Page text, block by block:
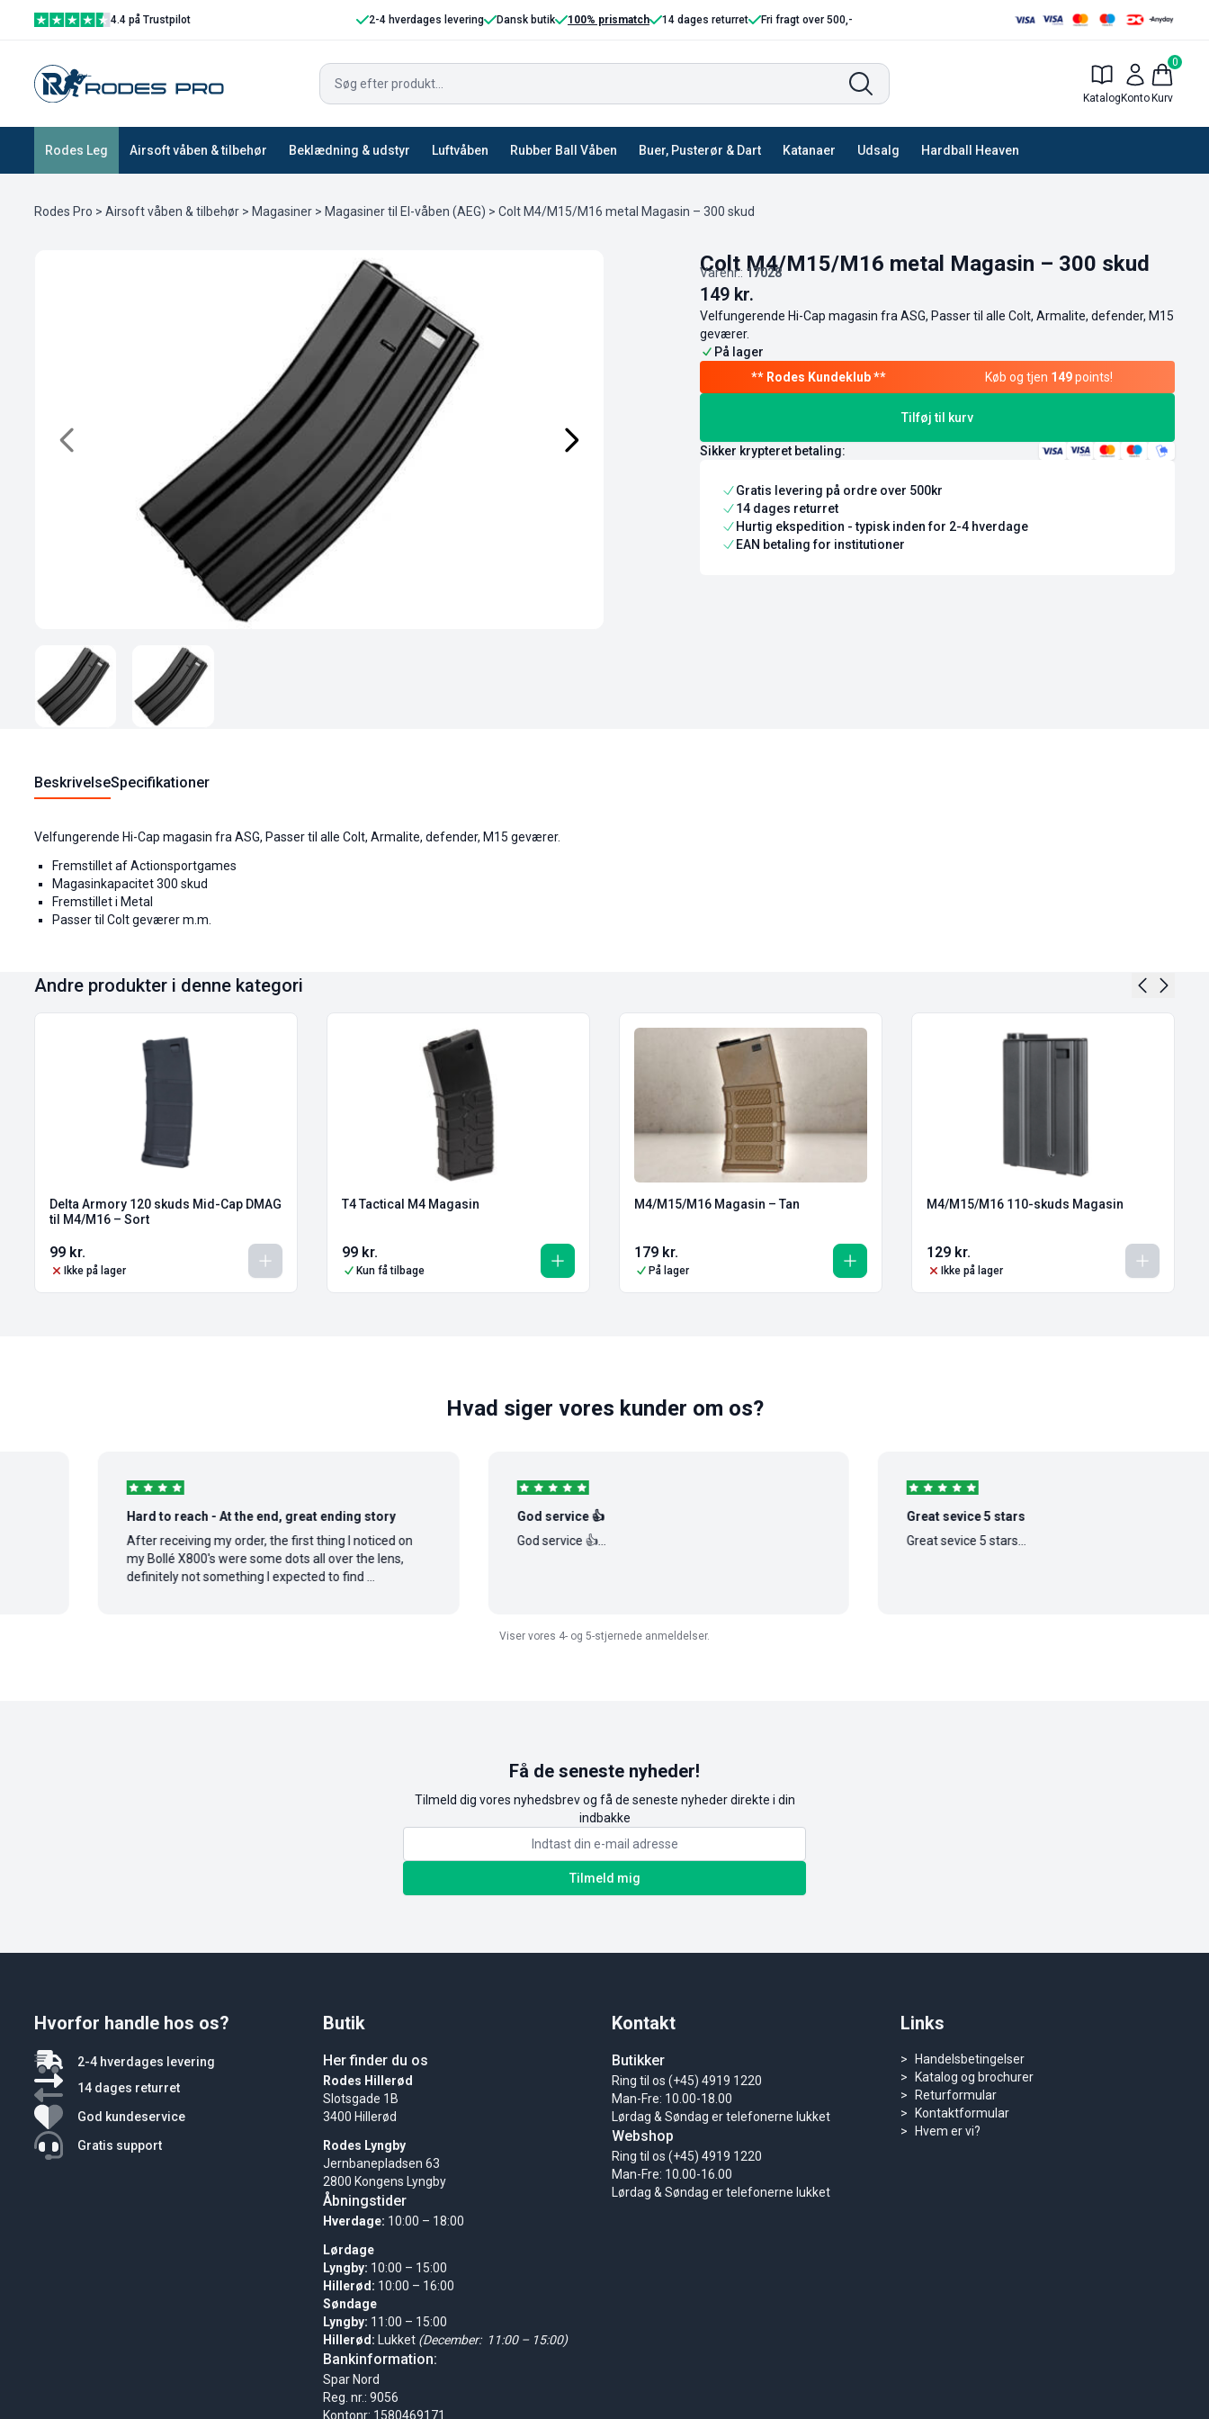
4.4 på Trustpilot 2-4 hverdages levering Dansk butik 100% prismatch 14 dages returret Fri fragt over 500,-
Katalog Konto
0
Kurv
Rodes Leg Airsoft våben & tilbehør Beklædning & udstyr Luftvåben Rubber Ball Våben Buer, Pusterør & Dart Katanaer Udsalg Hardball Heaven
Rodes Pro > Airsoft våben & tilbehør > Magasiner > Magasiner til El-våben (AEG) > Colt M4/M15/M16 metal Magasin – 300 skud
Colt M4/M15/M16 metal Magasin – 300 skud
Varenr.: 17028
149 kr.
Velfungerende Hi-Cap magasin fra ASG, Passer til alle Colt, Armalite, defender, M15
geværer.
På lager
Køb og tjen 149points!
Tilføj til kurv
Sikker krypteret betaling:
Gratis levering på ordre over 500kr
14 dages returret
Hurtig ekspedition - typisk inden for 2-4 hverdage
EAN betaling for institutioner
BeskrivelseSpecifikationer
Velfungerende Hi-Cap magasin fra ASG, Passer til alle Colt, Armalite, defender, M15 geværer.
Fremstillet af Actionsportgames
Magasinkapacitet 300 skud
Fremstillet i Metal
Passer til Colt geværer m.m.
Andre produkter i denne kategori
Delta Armory 120 skuds Mid-Cap DMAG
til M4/M16 – Sort
99 kr.
Ikke på lager
T4 Tactical M4 Magasin
99 kr.
Kun få tilbage
M4/M15/M16 Magasin – Tan
179 kr.
På lager
M4/M15/M16 110-skuds Magasin
129 kr.
Ikke på lager
Hvad siger vores kunder om os?
Hard to reach - At the end, great ending story
After receiving my order, the first thing I noticed on
my Bollé X800's were some dots all over the lens,
definitely not something I expected to find ...
God service 👍
God service 👍...
Great sevice 5 stars
Great sevice 5 stars...
Viser vores 4- og 5-stjernede anmeldelser.
Få de seneste nyheder!
Tilmeld dig vores nyhedsbrev og få de seneste nyheder direkte i din
indbakke
Tilmeld mig
Butik
Her finder du os
Rodes Hillerød
Slotsgade 1B
3400 Hillerød
Rodes Lyngby
Jernbanepladsen 63
2800 Kongens Lyngby
Åbningstider
Hverdage: 10:00 – 18:00
Lørdage
Lyngby: 10:00 – 15:00
Hillerød: 10:00 – 16:00
Søndage
Lyngby: 11:00 – 15:00
Hillerød: Lukket (December: 11:00 – 15:00)
Bankinformation:
Spar Nord
Reg. nr.: 9056
Kontonr: 1580469171
Kontakt
Butikker
Ring til os (+45) 4919 1220
Man-Fre: 10.00-18.00
Lørdag & Søndag er telefonerne lukket
Webshop
Ring til os (+45) 4919 1220
Man-Fre: 10.00-16.00
Lørdag & Søndag er telefonerne lukket
Links
Handelsbetingelser
Katalog og brochurer
Returformular
Kontaktformular
Hvem er vi?
Hvorfor handle hos os?
2-4 hverdages levering
14 dages returret
God kundeservice
Gratis support